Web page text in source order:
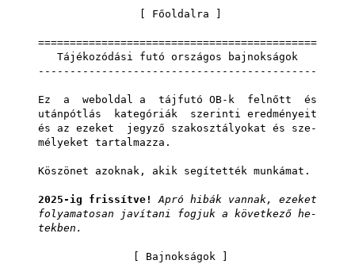
Főoldalra
============================================
Tájékozódási futó országos bajnokságok
--------------------------------------------
Ez a weboldal a tájfutó OB-k felnőtt és
utánpótlás kategóriák szerinti eredményeit
és az ezeket jegyző szakosztályokat és sze-
mélyeket tartalmazza.
Köszönet azoknak, akik segítették munkámat.
2025-ig frissítve!
Apró hibák vannak, ezeket
folyamatosan javítani fogjuk a következő he-
tekben.
Bajnokságok